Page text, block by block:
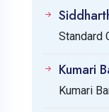
Standard
Kumari
Kumari